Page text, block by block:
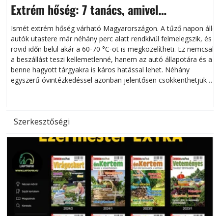
Extrém hőség: 7 tanács, amivel
megóvhatjuk autónkat a nyári károktól
Ismét extrém hőség várható Magyarországon. A tűző napon álló
autók utastere már néhány perc alatt rendkívül felmelegszik, és
rövid időn belül akár a 60-70 °C-ot is megközelítheti. Ez nemcsak
a beszállást teszi kellemetlenné, hanem az autó állapotára és a
benne hagyott tárgyakra is káros hatással lehet. Néhány
egyszerű óvintézkedéssel azonban jelentősen csökkenthetjük a
Szerkesztőségi